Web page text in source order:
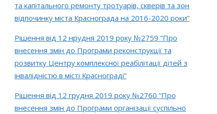
та капітального ремонту тротуарів, скверів та зон
відпочинку міста Краснограда на 2016-2020 роки”
Рішення від 12 нрудня 2019 року №2759 “Про
внесення змін до Програми реконструкції та
розвитку Центру комплексної реабілітації дітей з
інвалідністю в місті Краснограді”
Рішення від 12 грудня 2019 року №2760 “Про
внесення змін до Програми організації суспільно